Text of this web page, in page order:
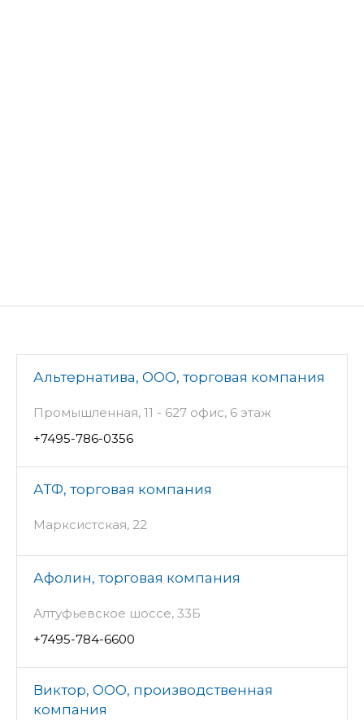
Альтернатива, ООО, торговая компания
Промышленная, 11 - 627 офис, 6 этаж
+7495-786-0356
АТФ, торговая компания
Марксистская, 22
Афолин, торговая компания
Алтуфьевское шоссе, 33Б
+7495-784-6600
Виктор, ООО, производственная
компания